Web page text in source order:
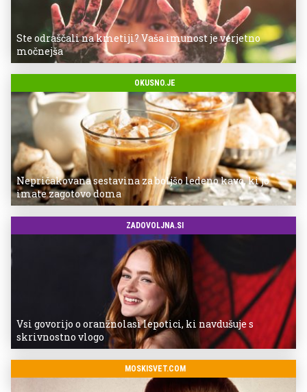
Ste odraščali na kmetiji? Vaša imunost je verjetno
močnejša
OKUSNO.JE
Nepričakovana sestavina za boljšo ledeno kavo, ki jo
imate zagotovo doma
ZADOVOLJNA.SI
Vsi govorijo o oranžnolasi lepotici, ki navdušuje s
skrivnostno vlogo
MOSKISVET.COM